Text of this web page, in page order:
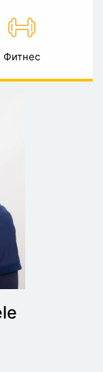
Фитнес